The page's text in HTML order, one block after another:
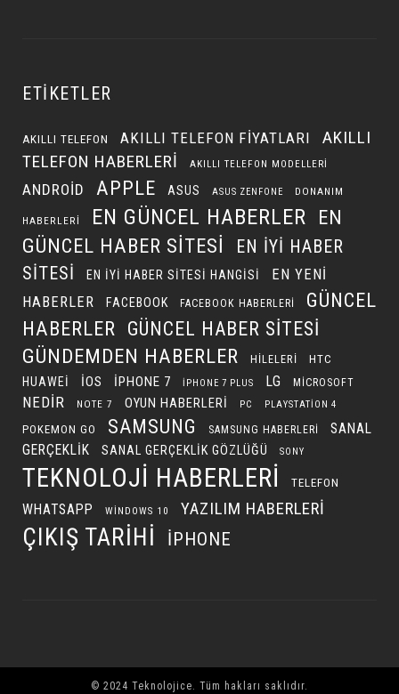
ETIKETLER
AKILLI TELEFON AKILLI TELEFON FIYATLARI
AKILLI
TELEFON HABERLERI
AKILLI TELEFON MODELLERI
ANDROID APPLE ASUS ASUS ZENFONE DONANIM
HABERLERI EN GÜNCEL HABERLER EN
GÜNCEL HABER SITESI
EN IYI HABER
SITESI
EN IYI HABER SITESI HANGISI
EN YENI
HABERLER
FACEBOOK FACEBOOK HABERLERI
GÜNCEL
HABERLER
GÜNCEL HABER SITESI
GÜNDEMDEN HABERLER HILELERI HTC
HUAWEI IOS IPHONE 7 IPHONE 7 PLUS LG MICROSOFT
NEDIR NOTE 7 OYUN HABERLERI PC PLAYSTATION 4
POKEMON GO SAMSUNG SAMSUNG HABERLERI
SANAL
GERÇEKLIK
SANAL GERÇEKLIK GÖZLÜĞÜ SONY
TEKNOLOJI HABERLERI TELEFON
WHATSAPP WINDOWS 10 YAZILIM HABERLERI
ÇIKIŞ TARIHI İPHONE
© 2024 Teknolojice. Tüm hakları saklıdır.